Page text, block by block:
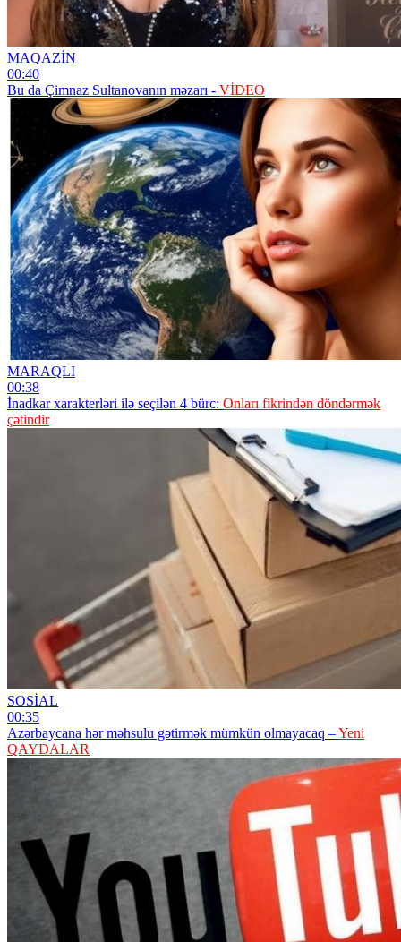
MAQAZİN
00:40
Bu da Çimnaz Sultanovanın məzarı - VİDEO
MARAQLI
00:38
İnadkar xarakterləri ilə seçilən 4 bürc: Onları fikrindən döndərmək
çətindir
SOSİAL
00:35
Azərbaycana hər məhsulu gətirmək mümkün olmayacaq –Yeni
QAYDALAR